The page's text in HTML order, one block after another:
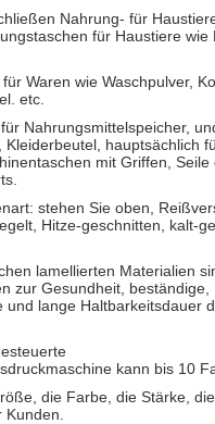
Nahrung- für
für Haustiere wie
Waren wie Waschpulver,
etc.
Nahrungsmittelspeicher,
hauptsächlich
mit Griffen, Seile
stehen Sie oben,
Hitze-geschnitten, kalt-
lamellierten Materialien
zur Gesundheit, beständige,
und lange Haltbarkeitsdauer
kann bis 10
die Farbe, die Stärke,